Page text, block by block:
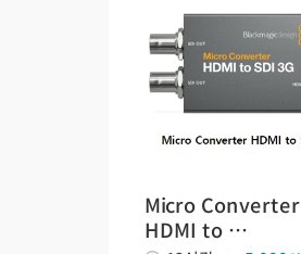
Micro Converter
HDMI to …